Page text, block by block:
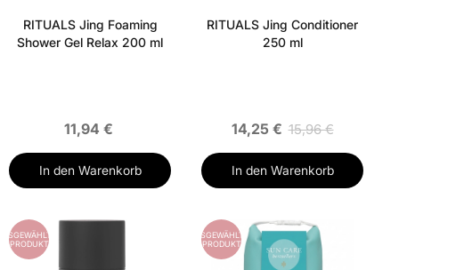
RITUALS Jing Foaming
Shower Gel Relax 200 ml
11,94 €
In den Warenkorb
RITUALS Jing Conditioner
250 ml
14,25 € 15,96 €
In den Warenkorb
AUSGEWÄHLTES
PRODUKT
AUSGEWÄHLTES
PRODUKT